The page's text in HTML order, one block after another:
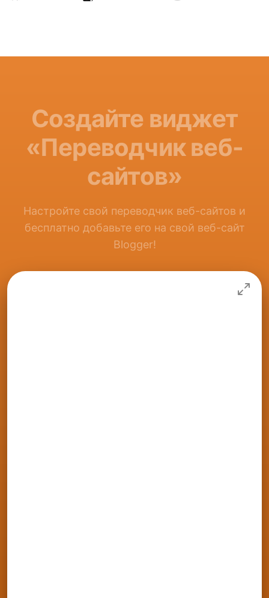
Создайте виджет
«Переводчик веб-
сайтов»
Настройте свой переводчик веб-сайтов и
бесплатно добавьте его на свой веб-сайт
Blogger!